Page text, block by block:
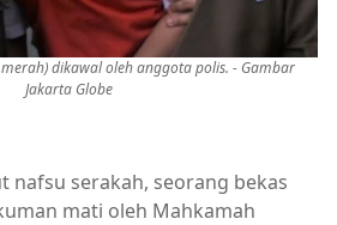
dikawal oleh anggota polis. - Gambar
Jakarta Globe
nafsu serakah, seorang bekas
mati oleh Mahkamah